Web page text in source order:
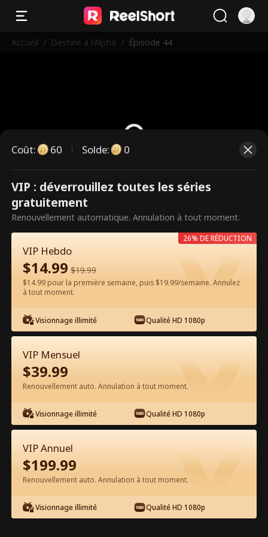
Accueil / Destiné à l'Alpha / Épisode 44
Ce sont des épisodes payants.
Débloquez pour regarder.
Regarder gratuitement sur l'App
Épisode 44 - Destiné à l'Alpha Film
complet
1-50 51-70 Tous les épisodes
Coût: 60 Solde: 0
VIP : déverrouillez toutes les séries
gratuitement
Renouvellement automatique. Annulation à tout moment.
VIP Hebdo
$14.99 $19.99
$14.99 pour la première semaine, puis $19.99/semaine. Annulez
à tout moment.
Visionnage illimité Qualité HD 1080p
26% DE RÉDUCTION
VIP Mensuel
$39.99
Renouvellement auto. Annulation à tout moment.
Visionnage illimité Qualité HD 1080p
VIP Annuel
$199.99
Renouvellement auto. Annulation à tout moment.
Visionnage illimité Qualité HD 1080p